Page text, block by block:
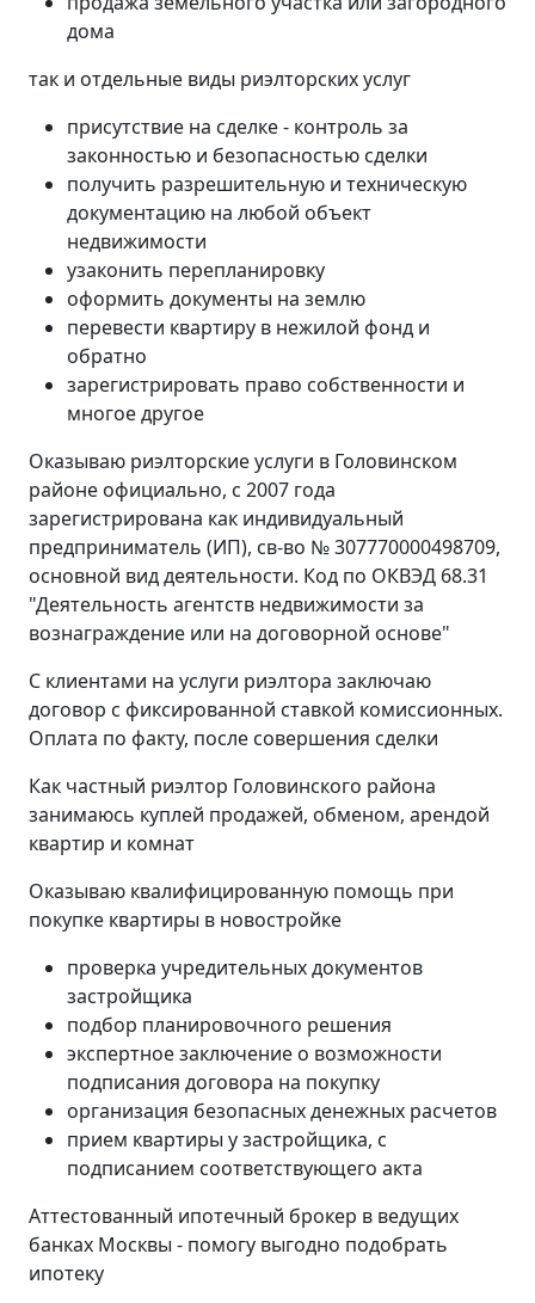
дома
так и отдельные виды риэлторских услуг
присутствие на сделке - контроль за
законностью и безопасностью сделки
получить разрешительную и техническую
документацию на любой объект
недвижимости
узаконить перепланировку
оформить документы на землю
перевести квартиру в нежилой фонд и
обратно
зарегистрировать право собственности и
многое другое
Оказываю риэлторские услуги в Головинском
районе официально, с 2007 года
зарегистрирована как индивидуальный
предприниматель (ИП), св-во № 307770000498709,
основной вид деятельности. Код по ОКВЭД 68.31
"Деятельность агентств недвижимости за
вознаграждение или на договорной основе"
С клиентами на услуги риэлтора заключаю
договор с фиксированной ставкой комиссионных.
Оплата по факту, после совершения сделки
Как частный риэлтор Головинского района
занимаюсь куплей продажей, обменом, арендой
квартир и комнат
Оказываю квалифицированную помощь при
покупке квартиры в новостройке
проверка учредительных документов
застройщика
подбор планировочного решения
экспертное заключение о возможности
подписания договора на покупку
организация безопасных денежных расчетов
прием квартиры у застройщика, с
подписанием соответствующего акта
Аттестованный ипотечный брокер в ведущих
банках Москвы - помогу выгодно подобрать
ипотеку